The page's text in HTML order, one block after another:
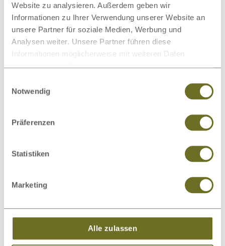
Website zu analysieren. Außerdem geben wir
Informationen zu Ihrer Verwendung unserer Website an
unsere Partner für soziale Medien, Werbung und
Analysen weiter. Unsere Partner führen diese
Informationen möglicherweise mit weiteren Daten
zusammen, die Sie ihnen bereitgestellt haben oder die
haben.
Notwendig
Präferenzen
Statistiken
Marketing
Alle zulassen
€ 1.399,00